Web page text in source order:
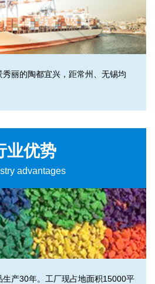
丽的陶都宜兴，距常州、无锡均
业优势
advantages
生产30年。工厂现占地面积15000平